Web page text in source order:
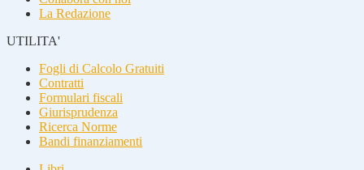
La Redazione
UTILITA'
Fogli di Calcolo Gratuiti
Contratti
Formulari fiscali
Giurisprudenza
Ricerca Norme
Bandi finanziamenti